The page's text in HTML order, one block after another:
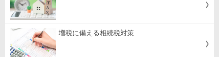
増税に備える相続税対策